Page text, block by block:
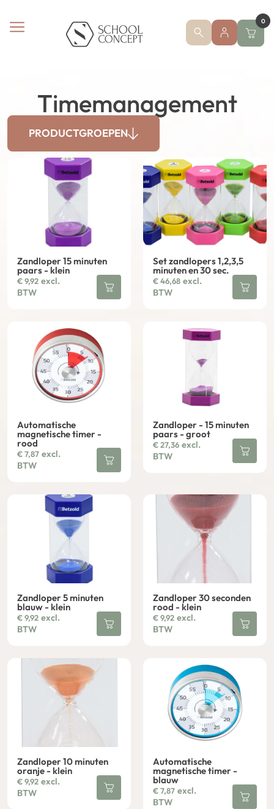
0
Timemanagement
PRODUCTGROEPEN
Zandloper 15 minuten
paars - klein
€9,92 excl.
BTW
Set zandlopers 1,2,3,5
minuten en 30 sec.
€46,68 excl.
BTW
Automatische
magnetische timer -
rood
€7,87 excl.
BTW
Zandloper - 15 minuten
paars - groot
€27,36 excl.
BTW
Zandloper 5 minuten
blauw - klein
€9,92 excl.
BTW
Zandloper 30 seconden
rood - klein
€9,92 excl.
BTW
Zandloper 10 minuten
oranje - klein
€9,92 excl.
BTW
Automatische
magnetische timer -
blauw
€7,87 excl.
BTW